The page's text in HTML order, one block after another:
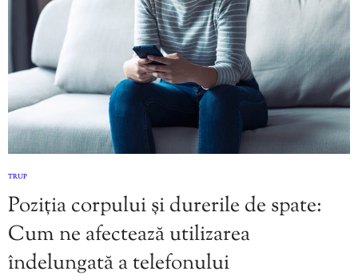
TRUP
Poziția corpului și durerile de spate:
Cum ne afectează utilizarea
îndelungată a telefonului